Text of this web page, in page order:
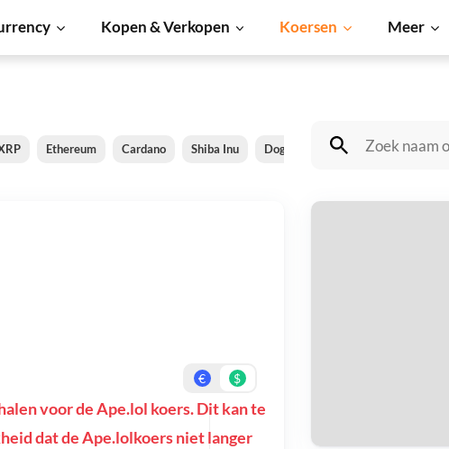
Kopen & Verkopen Koersen Meer
Ethereum Cardano Shiba Inu Dogecoin Solana BNB
€ $
voor de Ape.lol koers. Dit kan te
dat de Ape.lolkoers niet langer